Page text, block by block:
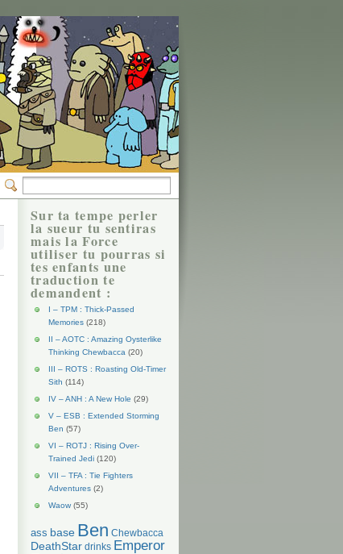
Sur ta tempe perler
la sueur tu sentiras
mais la Force
utiliser tu pourras si
tes enfants une
traduction te
demandent :
I – TPM : Thick-Passed
Memories (218)
II – AOTC : Amazing Oysterlike
Thinking Chewbacca (20)
III – ROTS : Roasting Old-Timer
Sith (114)
IV – ANH : A New Hole (29)
V – ESB : Extended Storming
Ben (57)
VI – ROTJ : Rising Over-
Trained Jedi (120)
VII – TFA : Tie Fighters
Adventures (2)
Waow (55)
ass base Ben Chewbacca
DeathStar drinks Emperor